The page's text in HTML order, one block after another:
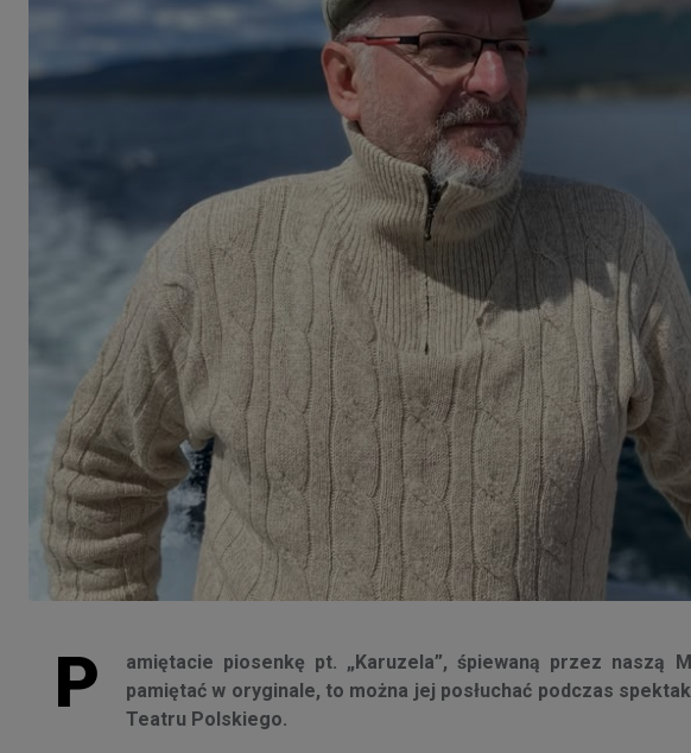
P
amiętacie piosenkę pt. „Karuzela”, śpiewaną przez
pamiętać w oryginale, to można jej posłuchać podczas
Teatru Polskiego.